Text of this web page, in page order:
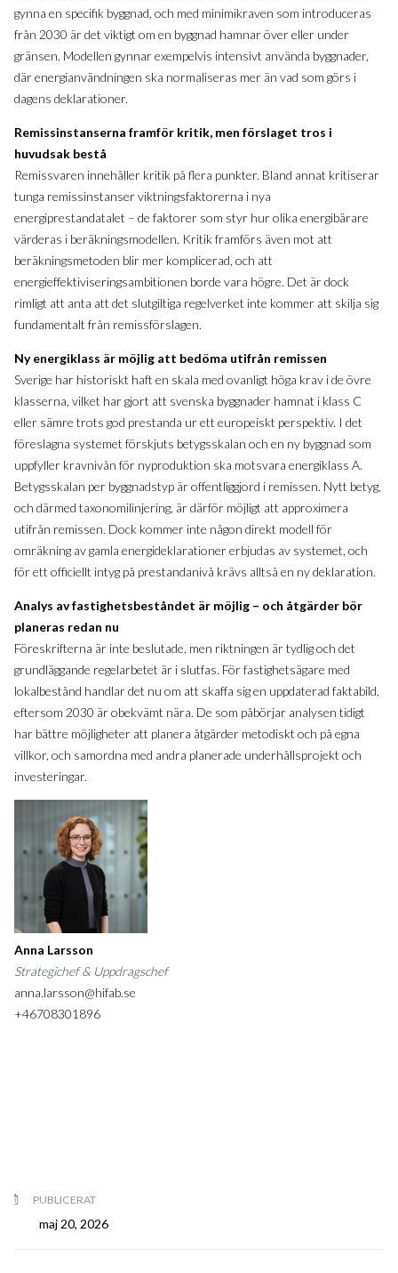
gynna en specifik byggnad, och med minimikraven som introduceras
från 2030 är det viktigt om en byggnad hamnar över eller under
gränsen. Modellen gynnar exempelvis intensivt använda byggnader,
där energianvändningen ska normaliseras mer än vad som görs i
dagens deklarationer.
Remissinstanserna framför kritik, men förslaget tros i
huvudsak bestå
Remissvaren innehåller kritik på flera punkter. Bland annat kritiserar
tunga remissinstanser viktningsfaktorerna i nya
energiprestandatalet – de faktorer som styr hur olika energibärare
värderas i beräkningsmodellen. Kritik framförs även mot att
beräkningsmetoden blir mer komplicerad, och att
energieffektiviseringsambitionen borde vara högre. Det är dock
rimligt att anta att det slutgiltiga regelverket inte kommer att skilja sig
fundamentalt från remissförslagen.
Ny energiklass är möjlig att bedöma utifrån remissen
Sverige har historiskt haft en skala med ovanligt höga krav i de övre
klasserna, vilket har gjort att svenska byggnader hamnat i klass C
eller sämre trots god prestanda ur ett europeiskt perspektiv. I det
föreslagna systemet förskjuts betygsskalan och en ny byggnad som
uppfyller kravnivån för nyproduktion ska motsvara energiklass A.
Betygsskalan per byggnadstyp är offentliggjord i remissen. Nytt betyg,
och därmed taxonomilinjering, är därför möjligt att approximera
utifrån remissen. Dock kommer inte någon direkt modell för
omräkning av gamla energideklarationer erbjudas av systemet, och
för ett officiellt intyg på prestandanivå krävs alltså en ny deklaration.
Analys av fastighetsbeståndet är möjlig – och åtgärder bör
planeras redan nu
Föreskrifterna är inte beslutade, men riktningen är tydlig och det
grundläggande regelarbetet är i slutfas. För fastighetsägare med
lokalbestånd handlar det nu om att skaffa sig en uppdaterad faktabild,
eftersom 2030 är obekvämt nära. De som påbörjar analysen tidigt
har bättre möjligheter att planera åtgärder metodiskt och på egna
villkor, och samordna med andra planerade underhållsprojekt och
investeringar.
Anna Larsson
Strategichef & Uppdragschef
anna.larsson@hifab.se
+46708301896
PUBLICERAT
maj 20, 2026